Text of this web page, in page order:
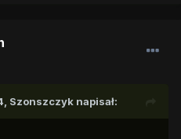
Szonszczyk napisał: